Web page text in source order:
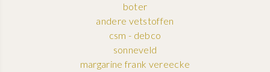
boter
andere vetstoffen
csm - debco
sonneveld
margarine frank vereecke